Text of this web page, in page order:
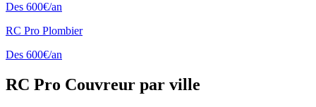
Des 600€/an
RC Pro Plombier
Des 600€/an
RC Pro Couvreur par ville